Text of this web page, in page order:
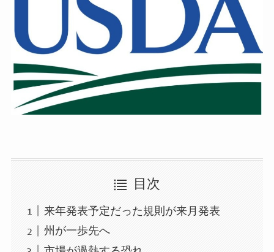
目次
来年発表予定だった規則が来月発表
州が一歩先へ